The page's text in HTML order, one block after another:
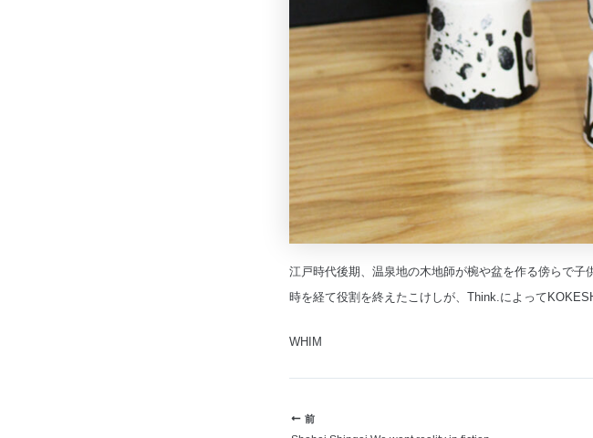
江戸時代後期、温泉地の木地師が椀や盆を作る傍らで子
時を経て役割を終えたこけしが、Think.によって
WHIM
前